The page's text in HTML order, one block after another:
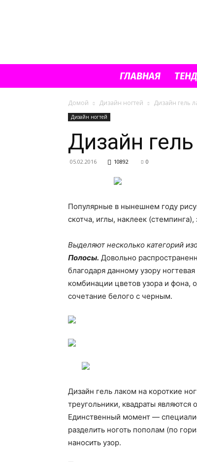
ГЛАВНАЯ
Домой Дизайн ногтей Дизайн гель
Дизайн ногтей
Дизайн
05.02.2016 10892 0
Популярные в нынешнем году
скотча, иглы, наклеек (стемпинга),
Выделяют несколько категорий
Полосы. Довольно
благодаря данному узору
комбинации цветов узора и фона,
сочетание белого с черным.
Дизайн гель лаком на короткие
треугольники, квадраты
Единственный момент —
разделить ноготь пополам (по
наносить узор.